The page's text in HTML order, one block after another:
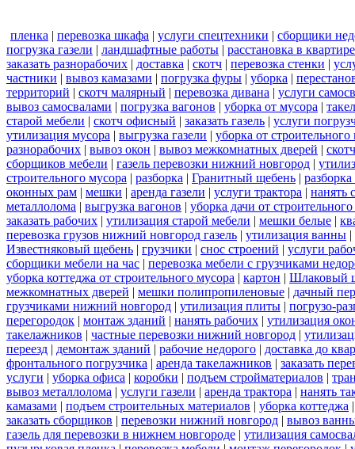
пленка | перевозка шкафа | услуги спецтехники | сборщики
погрузка газели | ландшафтные работы | расстановка в квартире
заказать разнорабочих | доставка | скотч | перевозка стенки |
частники | вывоз камазами | погрузка фуры | уборка |
территорий | скотч малярный | перевозка дивана | услуги
вывоз самосвалами | погрузка вагонов | уборка от мусора |
старой мебели | скотч офисный | заказать газель | услуги
утилизация мусора | выгрузка газели | уборка от строительного
разнорабочих | вывоз окон | вывоз межкомнатных дверей |
сборщиков мебели | газель перевозки нижний новгород |
строительного мусора | разборка | Гранитный щебень |
оконных рам | мешки | аренда газели | услуги трактора | нанять
металлолома | выгрузка вагонов | уборка дачи от
заказать рабочих | утилизация старой мебели | мешки белые |
перевозка грузов нижний новгород газель | утилизация ванны |
Известняковый щебень | грузчики | снос строений | услуги
сборщики мебели на час | перевозка мебели с грузчиками
уборка коттеджа от строительного мусора | картон | Шлаковый
межкомнатных дверей | мешки полипропиленовые | дачный
грузчиками нижний новгород | утилизация плиты | погрузо-
перегородок | монтаж зданий | нанять рабочих | утилизация
такелажников | частные перевозки нижний новгород |
переезд | демонтаж зданий | рабочие недорого | доставка до
фронтального погрузчика | аренда такелажников | заказать
услуги | уборка офиса | коробки | подъем стройматериалов |
вывоз металлолома | услуги газели | аренда трактора | нанять
камазами | подъем строительных материалов | уборка коттеджа
заказать сборщиков | перевозки нижний новгород | вывоз
газель для перевозки в нижнем новгороде | утилизация